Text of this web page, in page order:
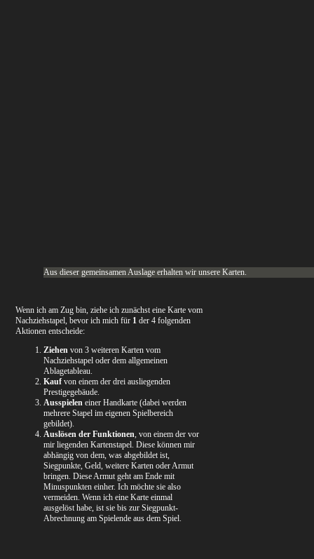
Aus dieser gemeinsamen Auslage erhalten wir unsere Karten.
Wenn ich am Zug bin, ziehe ich zunächst eine Karte vom
Nachziehstapel, bevor ich mich für 1 der 4 folgenden
Aktionen entscheide:
Ziehen von 3 weiteren Karten vom
Nachziehstapel oder dem allgemeinen
Ablagetableau.
Kauf von einem der drei ausliegenden
Prestigegebäude.
Ausspielen einer Handkarte (dabei werden
mehrere Stapel im eigenen Spielbereich
gebildet).
Auslösen der Funktionen, von einem der vor
mir liegenden Kartenstapel. Diese können mir
abhängig von dem, was abgebildet ist,
Siegpunkte, Geld, weitere Karten oder Armut
bringen. Diese Armut geht am Ende mit
Minuspunkten einher. Ich möchte sie also
vermeiden. Wenn ich eine Karte einmal
ausgelöst habe, ist sie bis zur Siegpunkt-
Abrechnung am Spielende aus dem Spiel.